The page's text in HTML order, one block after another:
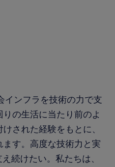
インフラを技術の力で支
の生活に当たり前のよ
された経験をもとに、
す。高度な技術力と実
続けたい。私たちは、